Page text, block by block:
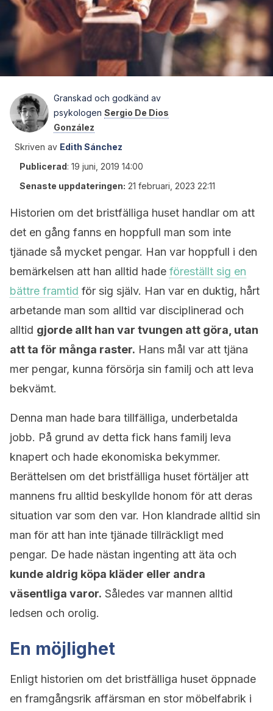
Granskad och godkänd av
psykologen Sergio De Dios
González
Skriven av Edith Sánchez
Publicerad: 19 juni, 2019 14:00
Senaste uppdateringen: 21 februari, 2023 22:11
Historien om det bristfälliga huset handlar om att
det en gång fanns en hoppfull man som inte
tjänade så mycket pengar. Han var hoppfull i den
bemärkelsen att han alltid hade föreställt sig en
bättre framtid för sig själv. Han var en duktig, hårt
arbetande man som alltid var disciplinerad och
alltid gjorde allt han var tvungen att göra, utan
att ta för många raster. Hans mål var att tjäna
mer pengar, kunna försörja sin familj och att leva
bekvämt.
Denna man hade bara tillfälliga, underbetalda
jobb. På grund av detta fick hans familj leva
knapert och hade ekonomiska bekymmer.
Berättelsen om det bristfälliga huset förtäljer att
mannens fru alltid beskyllde honom för att deras
situation var som den var. Hon klandrade alltid sin
man för att han inte tjänade tillräckligt med
pengar. De hade nästan ingenting att äta och
kunde aldrig köpa kläder eller andra
väsentliga varor. Således var mannen alltid
ledsen och orolig.
En möjlighet
Enligt historien om det bristfälliga huset öppnade
en framgångsrik affärsman en stor möbelfabrik i